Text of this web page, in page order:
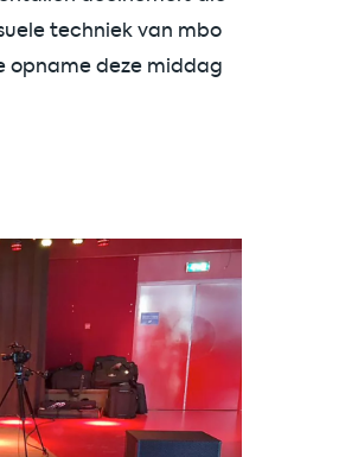
techniek van mbo
opname deze middag